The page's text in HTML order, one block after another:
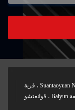
الغرفة B101 ، رقم 10 شارع Suantaoyuan North ، قرية